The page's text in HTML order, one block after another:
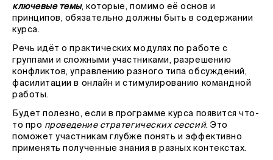
ключевые темы, которые, помимо её основ и
принципов, обязательно должны быть в содержании
курса.
Речь идёт о практических модулях по работе с
группами и сложными участниками, разрешению
конфликтов, управлению разного типа обсуждений,
фасилитации в онлайн и стимулированию командной
работы.
Будет полезно, если в программе курса появится что-
то про проведение стратегических сессий. Это
поможет участникам глубже понять и эффективно
применять полученные знания в разных контекстах.